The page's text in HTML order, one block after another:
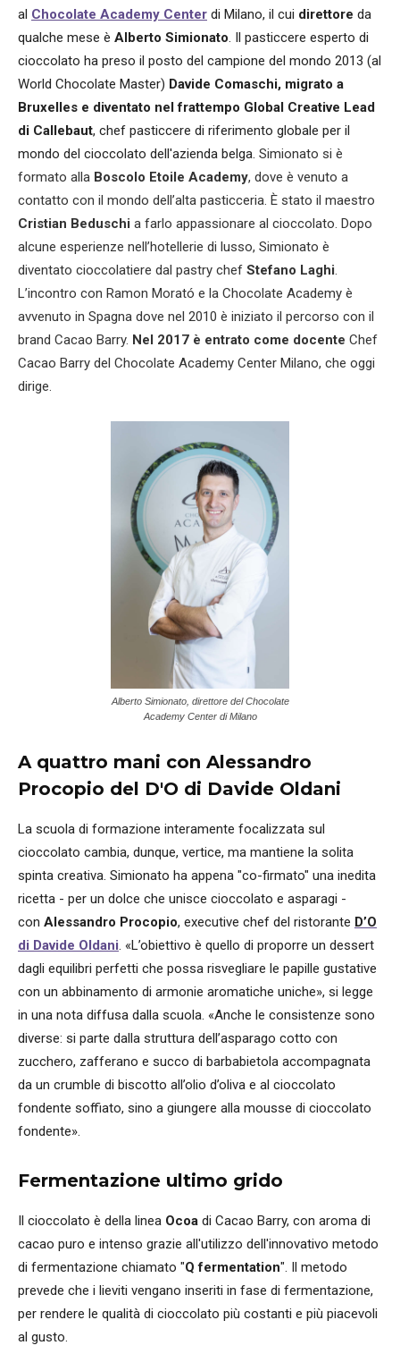
al Chocolate Academy Center di Milano, il cui direttore da
qualche mese è Alberto Simionato. Il pasticcere esperto di
cioccolato ha preso il posto del campione del mondo 2013 (al
World Chocolate Master) Davide Comaschi, migrato a
Bruxelles e diventato nel frattempo Global Creative Lead
di Callebaut, chef pasticcere di riferimento globale per il
mondo del cioccolato dell'azienda belga. Simionato si è
formato alla Boscolo Etoile Academy, dove è venuto a
contatto con il mondo dell’alta pasticceria. È stato il maestro
Cristian Beduschi a farlo appassionare al cioccolato. Dopo
alcune esperienze nell’hotellerie di lusso, Simionato è
diventato cioccolatiere dal pastry chef Stefano Laghi.
L’incontro con Ramon Morató e la Chocolate Academy è
avvenuto in Spagna dove nel 2010 è iniziato il percorso con il
brand Cacao Barry. Nel 2017 è entrato come docente Chef
Cacao Barry del Chocolate Academy Center Milano, che oggi
dirige.
Alberto Simionato, direttore del Chocolate
Academy Center di Milano
A quattro mani con Alessandro
Procopio del D'O di Davide Oldani
La scuola di formazione interamente focalizzata sul
cioccolato cambia, dunque, vertice, ma mantiene la solita
spinta creativa. Simionato ha appena "co-firmato" una inedita
ricetta - per un dolce che unisce cioccolato e asparagi -
con Alessandro Procopio, executive chef del ristorante D’O
di Davide Oldani. «L’obiettivo è quello di proporre un dessert
dagli equilibri perfetti che possa risvegliare le papille gustative
con un abbinamento di armonie aromatiche uniche», si legge
in una nota diffusa dalla scuola. «Anche le consistenze sono
diverse: si parte dalla struttura dell’asparago cotto con
zucchero, zafferano e succo di barbabietola accompagnata
da un crumble di biscotto all’olio d’oliva e al cioccolato
fondente soffiato, sino a giungere alla mousse di cioccolato
fondente».
Fermentazione ultimo grido
Il cioccolato è della linea Ocoa di Cacao Barry, con aroma di
cacao puro e intenso grazie all'utilizzo dell'innovativo metodo
di fermentazione chiamato "Q fermentation". Il metodo
prevede che i lieviti vengano inseriti in fase di fermentazione,
per rendere le qualità di cioccolato più costanti e più piacevoli
al gusto.